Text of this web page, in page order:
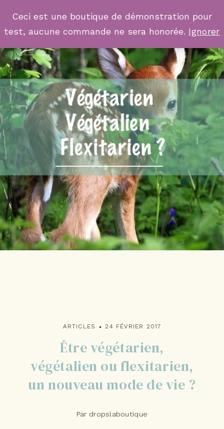
ARTICLES 24 FÉVRIER 2017
Être végétarien,
végétalien ou flexitarien,
un nouveau mode de vie ?
Par dropslaboutique
Ceci est une boutique de démonstration pour
test, aucune commande ne sera honorée. Ignorer